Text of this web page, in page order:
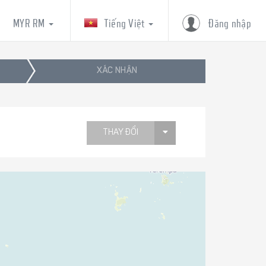
Đăng nhập
Tiếng Việt
MYR RM
XÁC NHẬN
THAY ĐỔI